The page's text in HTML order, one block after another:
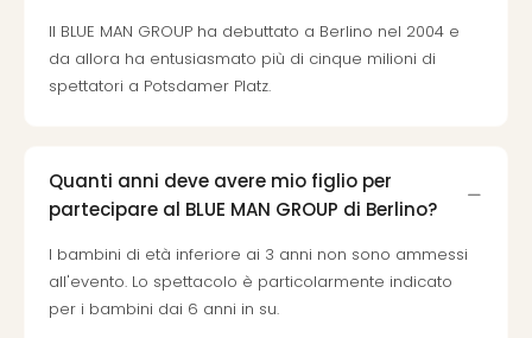
Il BLUE MAN GROUP ha debuttato a Berlino nel 2004 e
da allora ha entusiasmato più di cinque milioni di
spettatori a Potsdamer Platz.
Quanti anni deve avere mio figlio per
partecipare al BLUE MAN GROUP di Berlino?
I bambini di età inferiore ai 3 anni non sono ammessi
all'evento. Lo spettacolo è particolarmente indicato
per i bambini dai 6 anni in su.